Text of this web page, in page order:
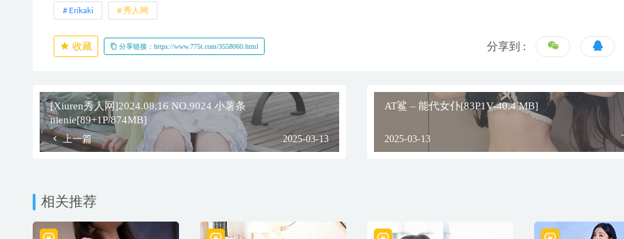
Erikaki 秀人网
收藏 分享链接：https://www.775t.com/3558060.html 分享到 :
[Xiuren秀人网]2024.08.16 NO.9024 小薯条
nienie[89+1P/874MB]
上一篇 2025-03-13
AT鲨 – 能代女仆[83P1V-40.4 MB]
2025-03-13
相关推荐